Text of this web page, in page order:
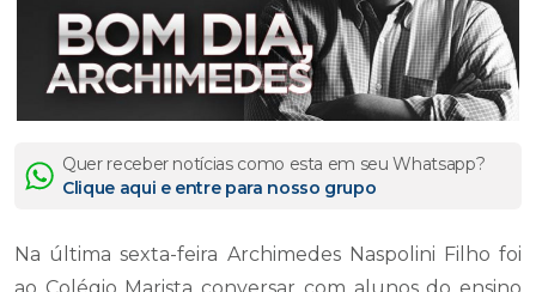
Quer receber notícias como esta em seu Whatsapp?
Clique aqui e entre para nosso grupo
Na última sexta-feira Archimedes Naspolini Filho foi